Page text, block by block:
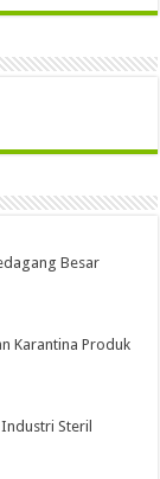
Besar
Karantina Produk
Steril